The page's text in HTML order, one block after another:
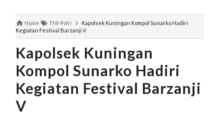
Home TNI-Polri
Kapolsek Kuningan Kompol Sunarko Hadiri
Kegiatan Festival Barzanji V
Kapolsek Kuningan
Kompol Sunarko Hadiri
Kegiatan Festival Barzanji
V